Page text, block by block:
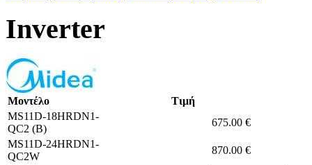
Inverter
Μοντέλο
Τιμή
MS11D-18HRDN1-
QC2 (B)
675.00 €
MS11D-24HRDN1-
QC2W
870.00 €